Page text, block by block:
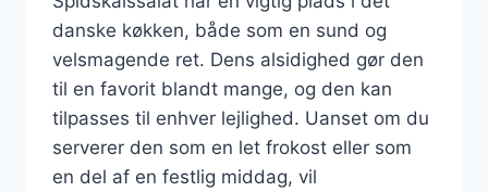
danske køkken, både som en sund og
velsmagende ret. Dens alsidighed gør den
til en favorit blandt mange, og den kan
tilpasses til enhver lejlighed. Uanset om du
serverer den som en let frokost eller som
en del af en festlig middag, vil